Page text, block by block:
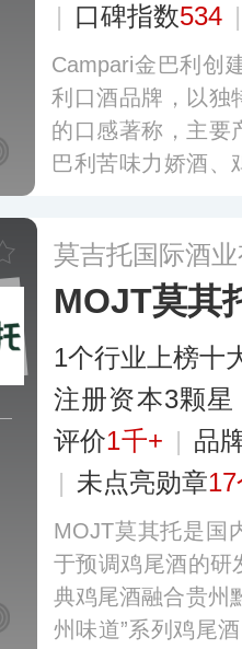
| 口碑指数534
Campari金巴利创
利口酒品牌，以独
的口感著称，主要
巴利苦味力娇酒、
混合饮用，已推出
酒，销售网络覆盖
莫吉托国际酒
MOJT莫其
1个行业上榜十
注册资本3颗星
评价1千+ | 品
| 未点亮勋章
MOJT莫其托是国
于预调鸡尾酒的研
典鸡尾酒融合贵州
州味道”系列鸡尾